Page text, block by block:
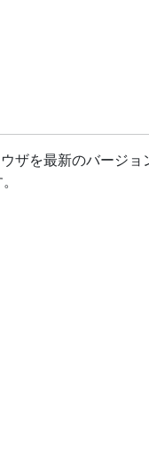
ザを最新のバージ